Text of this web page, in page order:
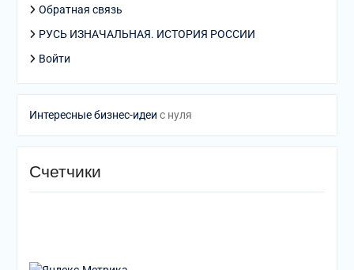
Обратная связь
РУСЬ ИЗНАЧАЛЬНАЯ. ИСТОРИЯ РОССИИ
Войти
Интересные бизнес-идеи с нуля
Счетчики